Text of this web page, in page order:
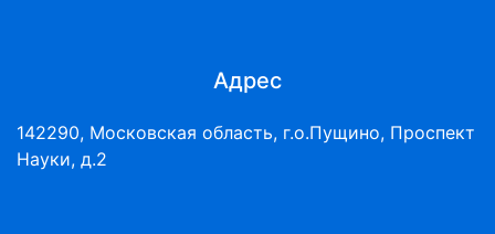
Адрес
142290, Московская область, г.о.Пущино, Проспект
Науки, д.2